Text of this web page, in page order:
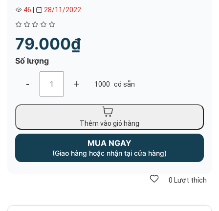
46 28/11/2022
79.000₫
Số lượng
- + 1000 có sẵn
Thêm vào giỏ hàng
MUA NGAY
(Giao hàng hoặc nhận tại cửa hàng)
0 Lượt thích